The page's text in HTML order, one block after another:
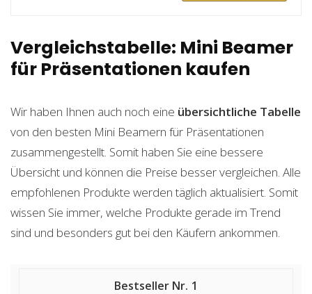
Vergleichstabelle: Mini Beamer
für Präsentationen kaufen
Wir haben Ihnen auch noch eine übersichtliche Tabelle
von den besten Mini Beamern für Präsentationen
zusammengestellt. Somit haben Sie eine bessere
Übersicht und können die Preise besser vergleichen. Alle
empfohlenen Produkte werden täglich aktualisiert. Somit
wissen Sie immer, welche Produkte gerade im Trend
sind und besonders gut bei den Käufern ankommen.
1